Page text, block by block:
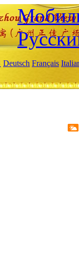
Deutsch Français